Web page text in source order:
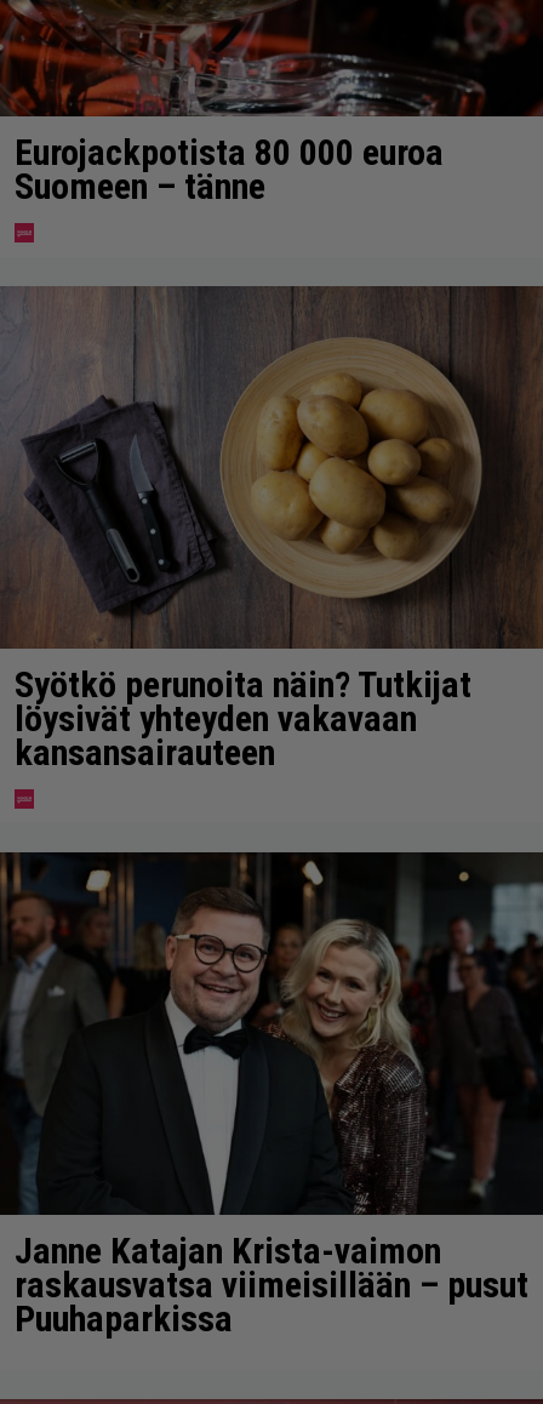
Eurojackpotista 80 000 euroa
Suomeen – tänne
Syötkö perunoita näin? Tutkijat
löysivät yhteyden vakavaan
kansansairauteen
Janne Katajan Krista-vaimon
raskausvatsa viimeisillään – pusut
Puuhaparkissa